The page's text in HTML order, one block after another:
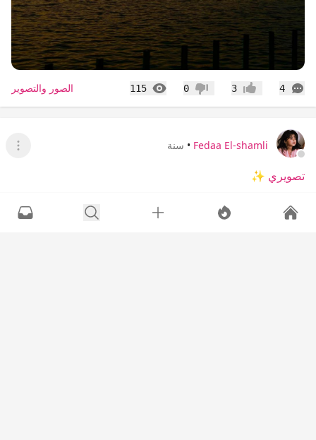
4
التعليقات إعجاب3 عدم إعجاب
0
115
المشاهدات الصور والتصوير
Fedaa El-shamli
• سنة
عرض
تصويري ✨